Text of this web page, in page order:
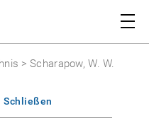
> Scharapow, W. W.
Schließen